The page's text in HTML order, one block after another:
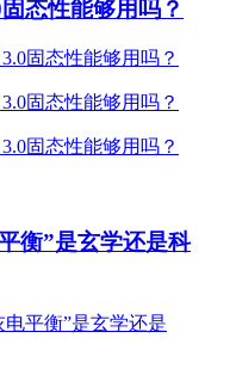
态性能够用吗？
衡”是玄学还是科